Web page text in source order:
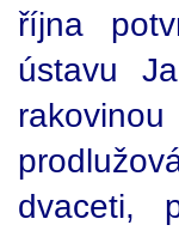
října
ústavu
dvaceti,